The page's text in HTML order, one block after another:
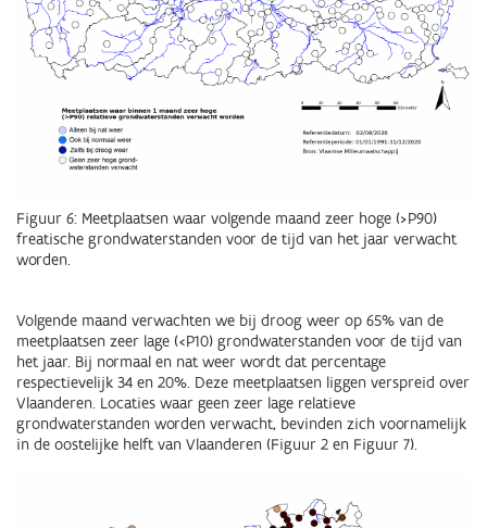
Figuur 6: Meetplaatsen waar volgende maand zeer hoge (>P90)
freatische grondwaterstanden voor de tijd van het jaar verwacht
worden.
Volgende maand verwachten we bij droog weer op 65% van de
meetplaatsen zeer lage (<P10) grondwaterstanden voor de tijd van
het jaar. Bij normaal en nat weer wordt dat percentage
respectievelijk 34 en 20%. Deze meetplaatsen liggen verspreid over
Vlaanderen. Locaties waar geen zeer lage relatieve
grondwaterstanden worden verwacht, bevinden zich voornamelijk
in de oostelijke helft van Vlaanderen (Figuur 2 en Figuur 7).